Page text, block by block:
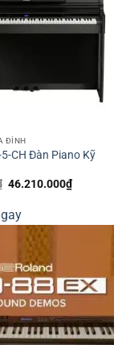
ĐÌNH
5-CH Đàn Piano Kỹ
Giá
49.680.000₫.
46.210.000₫Giá
hiện